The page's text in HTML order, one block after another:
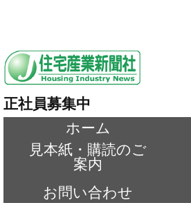
正社員募集中
ホーム
見本紙・購読のご
案内
お問い合わせ